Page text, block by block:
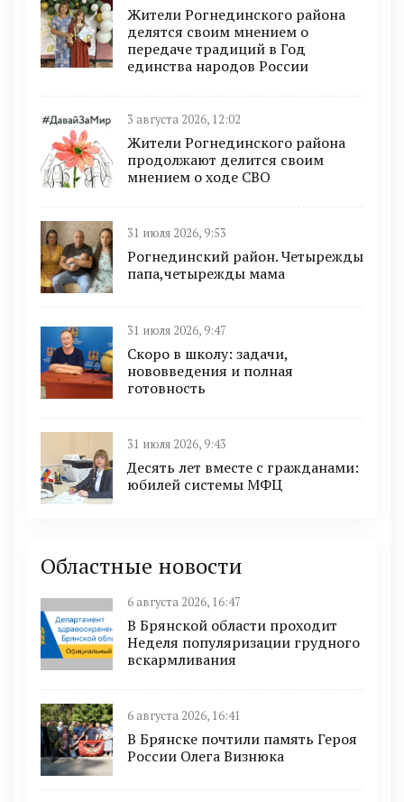
Жители Рогнединского района
делятся своим мнением о
передаче традиций в Год
единства народов России
3 августа 2026, 12:02
Жители Рогнединского района
продолжают делится своим
мнением о ходе СВО
31 июля 2026, 9:53
Рогнединский район. Четырежды
папа,четырежды мама
31 июля 2026, 9:47
Скоро в школу: задачи,
нововведения и полная
готовность
31 июля 2026, 9:43
Десять лет вместе с гражданами:
юбилей системы МФЦ
Областные новости
6 августа 2026, 16:47
В Брянской области проходит
Неделя популяризации грудного
вскармливания
6 августа 2026, 16:41
В Брянске почтили память Героя
России Олега Визнюка